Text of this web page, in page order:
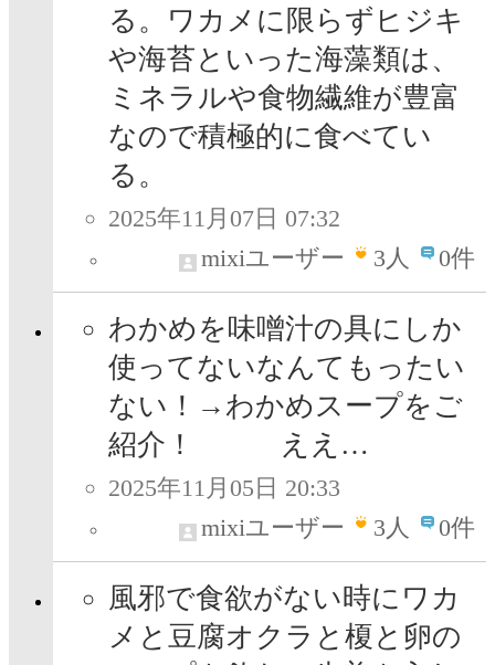
る。ワカメに限らずヒジキ
や海苔といった海藻類は、
ミネラルや食物繊維が豊富
なので積極的に食べてい
る。
2025年11月07日 07:32
mixiユーザー
3人 0件
わかめを味噌汁の具にしか
使ってないなんてもったい
ない！→わかめスープをご
紹介！ ええ…
2025年11月05日 20:33
mixiユーザー
3人 0件
風邪で食欲がない時にワカ
メと豆腐オクラと榎と卵の